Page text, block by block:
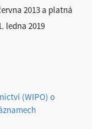
2013 a platná
ledna 2019
(WIPO) o